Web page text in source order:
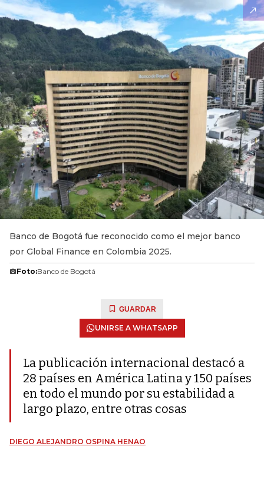
Banco de Bogotá fue reconocido como el mejor banco
por Global Finance en Colombia 2025.
Foto:Banco de Bogotá
GUARDAR
UNIRSE A WHATSAPP
La publicación internacional destacó a
28 países en América Latina y 150 países
en todo el mundo por su estabilidad a
largo plazo, entre otras cosas
DIEGO ALEJANDRO OSPINA HENAO